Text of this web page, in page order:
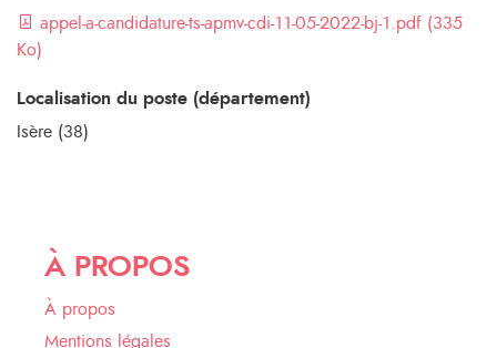
appel-a-candidature-ts-apmv-cdi-11-05-2022-bj-1.pdf (335
Ko)
Localisation du poste (département)
Isère (38)
À PROPOS
À propos
Mentions légales